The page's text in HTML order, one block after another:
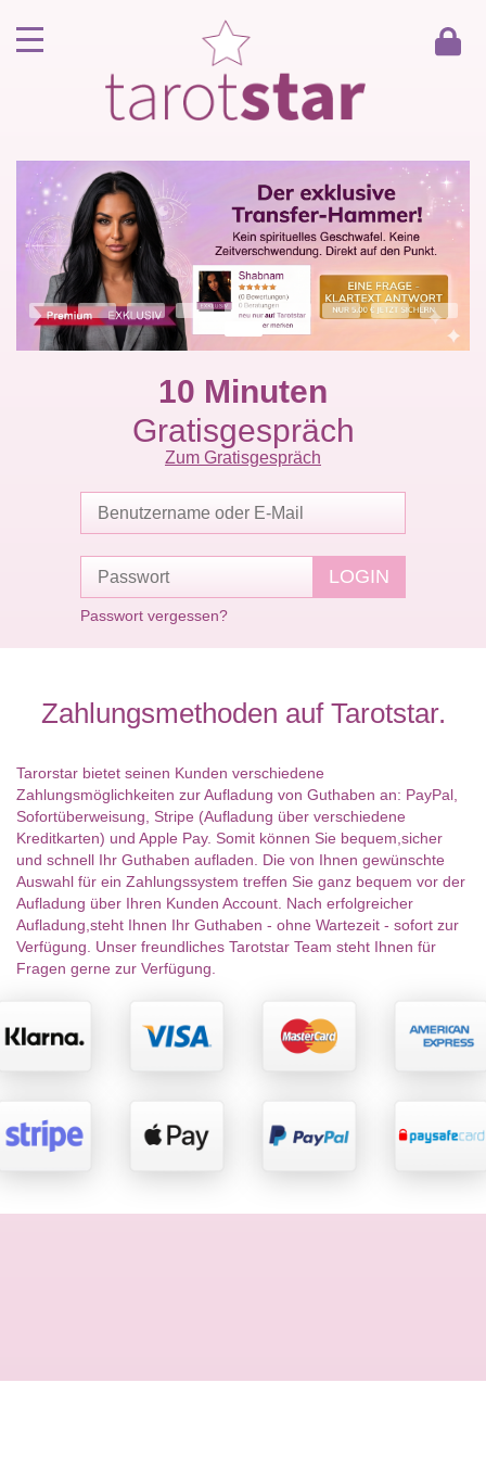
Kunde werden
Berater werden
Kartenlegen Gratisgespräch
Gästebuch
10 Minuten
Gratisgespräch
Zum Gratisgespräch
Passwort vergessen?
Zahlungsmethoden auf Tarotstar.
Tarorstar bietet seinen Kunden verschiedene
Zahlungsmöglichkeiten zur Aufladung von Guthaben an: PayPal,
Sofortüberweisung, Stripe (Aufladung über verschiedene
Kreditkarten) und Apple Pay. Somit können Sie bequem,sicher
und schnell Ihr Guthaben aufladen. Die von Ihnen gewünschte
Auswahl für ein Zahlungssystem treffen Sie ganz bequem vor der
Aufladung über Ihren Kunden Account. Nach erfolgreicher
Aufladung,steht Ihnen Ihr Guthaben - ohne Wartezeit - sofort zur
Verfügung. Unser freundliches Tarotstar Team steht Ihnen für
Fragen gerne zur Verfügung.